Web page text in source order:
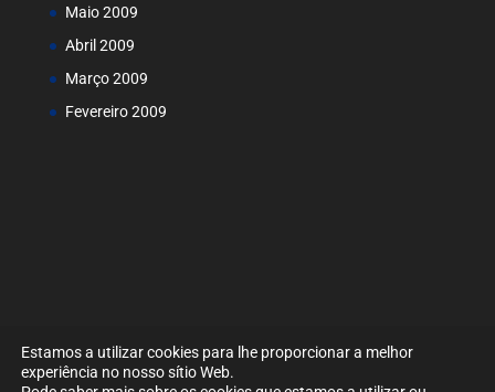
Maio 2009
Abril 2009
Março 2009
Fevereiro 2009
Estamos a utilizar cookies para lhe proporcionar a melhor
experiência no nosso sítio Web.